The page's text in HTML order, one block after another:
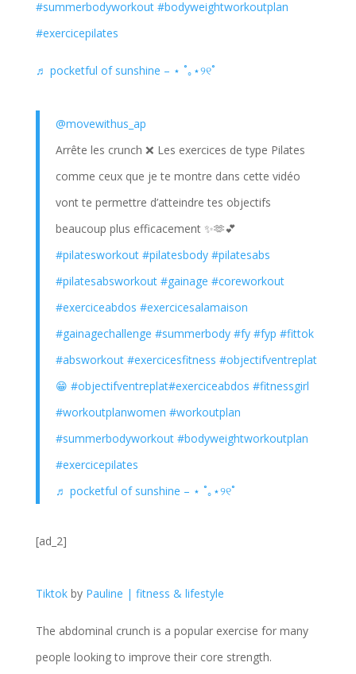
#summerbodyworkout #bodyweightworkoutplan
#exercicepilates
♬ pocketful of sunshine – ⋆ ˚｡⋆୨୧˚
@movewithus_ap
Arrête les crunch ❌ Les exercices de type Pilates
comme ceux que je te montre dans cette vidéo
vont te permettre d’atteindre tes objectifs
beaucoup plus efficacement ✨🫶💕
#pilatesworkout #pilatesbody #pilatesabs
#pilatesabsworkout #gainage #coreworkout
#exerciceabdos #exercicesalamaison
#gainagechallenge #summerbody #fy #fyp #fittok
#absworkout #exercicesfitness #objectifventreplat
😁 #objectifventreplat#exerciceabdos #fitnessgirl
#workoutplanwomen #workoutplan
#summerbodyworkout #bodyweightworkoutplan
#exercicepilates
♬ pocketful of sunshine – ⋆ ˚｡⋆୨୧˚
[ad_2]
Tiktok by Pauline | fitness & lifestyle
The abdominal crunch is a popular exercise for many
people looking to improve their core strength.